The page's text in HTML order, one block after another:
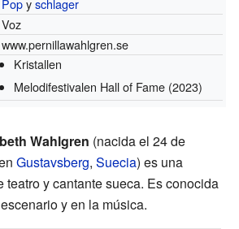
Voz
www.pernillawahlgren.se
Kristallen
Melodifestivalen Hall of Fame (2023)
Wahlgren (nacida el 24 de
Gustavsberg, Suecia) es una
teatro y cantante sueca. Es conocida
y en la música.